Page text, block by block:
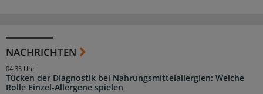
NACHRICHTEN
Tücken der Diagnostik bei Nahrungsmittelallergien: Welche
Rolle Einzel-Allergene spielen
04:33 Uhr